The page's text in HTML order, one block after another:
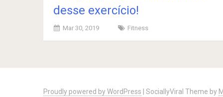
desse exercício!
Mar 30, 2019 Fitness
navigation
Proudly powered by WordPress SociallyViral Theme by